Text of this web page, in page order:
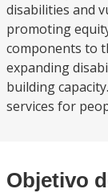
disabilities and
promoting
components to
expanding
building
services for
Objetivo